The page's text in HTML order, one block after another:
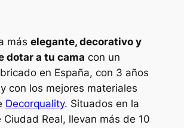
más elegante, decorativo y
dotar a tu cama con un
en España, con 3 años
con los mejores materiales
Decorquality. Situados en la
Ciudad Real, llevan más de 10